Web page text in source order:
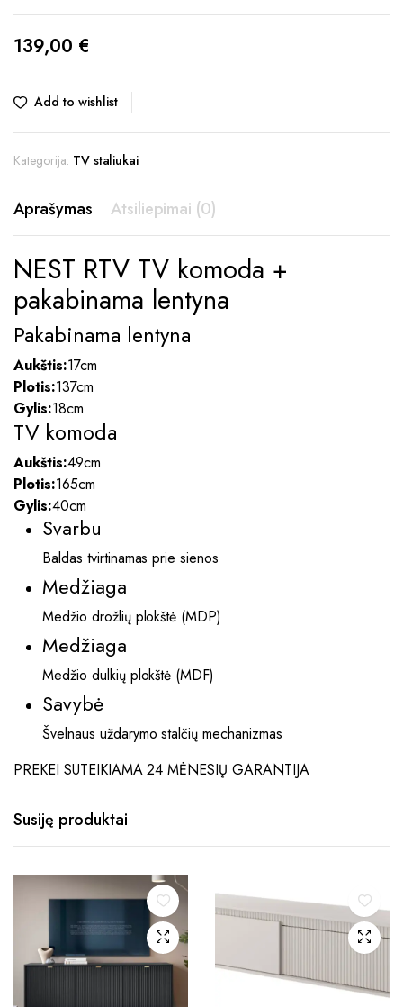
139,00 €
Add to wishlist
Kategorija: TV staliukai
Aprašymas Atsiliepimai (0)
NEST RTV TV komoda +
pakabinama lentyna
Pakabinama lentyna
Aukštis:17cm
Plotis:137cm
Gylis:18cm
TV komoda
Aukštis:49cm
Plotis:165cm
Gylis:40cm
Svarbu
Baldas tvirtinamas prie sienos
Medžiaga
Medžio drožlių plokštė (MDP)
Medžiaga
Medžio dulkių plokštė (MDF)
Savybė
Švelnaus uždarymo stalčių mechanizmas
PREKEI SUTEIKIAMA 24 MĖNESIŲ GARANTIJA
Susiję produktai